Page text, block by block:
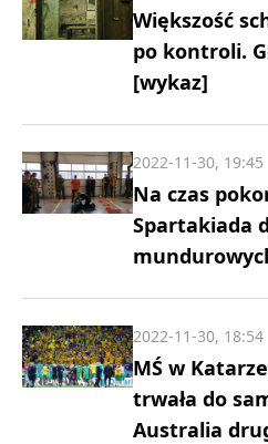
Większość
po kontroli.
[wykaz]
Na czas
Spartakiada
2022-11-30, 19:45
MŚ w
trwała do
Australia
2022-11-30, 18:54